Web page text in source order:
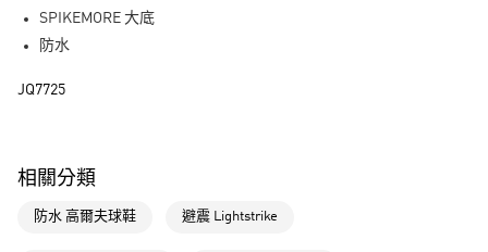
每筆NT$80，滿NT$1,500(含以上)免運費
付款後全家取貨
每筆NT$80，滿NT$1,500(含以上)免運費
每筆NT$80，滿NT$1,500(含以上)免運費
SPIKEMORE 大底
防水
JQ7725
相關分類
防水 高爾夫球鞋 避震 Lightstrike